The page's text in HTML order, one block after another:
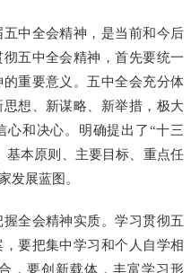
中全会精神，是当前和今后
五中全会精神，首先要统一
重要意义。五中全会充分体
想、新谋略、新举措，极大
心和决心。明确提出了“十三
基本原则、主要目标、重点任
发展蓝图。
全会精神实质。学习贯彻五
要把集中学习和个人自学相
，要创新载体，丰富学习形